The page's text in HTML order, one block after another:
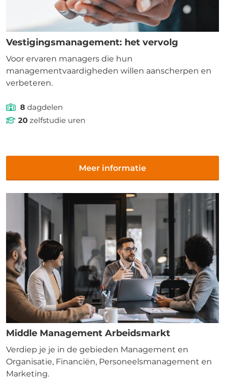
Vestigingsmanagement: het vervolg
Voor ervaren managers die hun
managementvaardigheden willen aanscherpen en
verbeteren.
8 dagdelen
20 zelfstudie uren
Meer informatie
Middle Management Arbeidsmarkt
Verdiep je je in de gebieden Management en
Organisatie, Financiën, Personeelsmanagement en
Marketing.